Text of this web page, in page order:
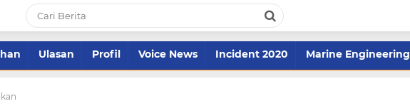
Ulasan Profil Voice News Incident 2020 Marine Engineering